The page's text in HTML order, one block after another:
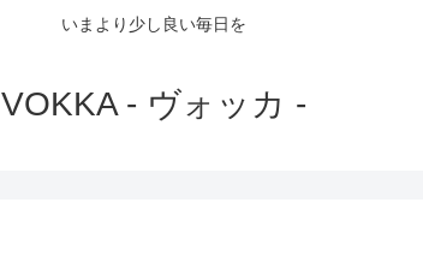
いまより少し良い毎日を
VOKKA - ヴォッカ -